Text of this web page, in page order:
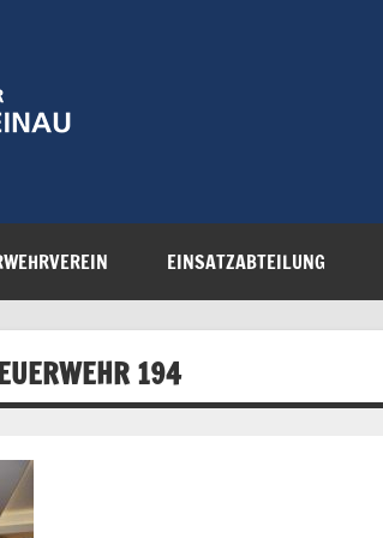
EINSATZABTEILUNG
194